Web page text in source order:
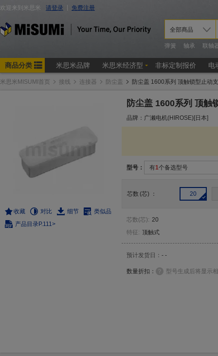
米思米MISUMI首页 接线 连接器 防尘盖 防尘盖 1600系列 顶触锁型止动
收藏 对比 细节
类似品
产品目录P.111>
防尘盖 1600系列 顶触
品牌：广濑电机(HIROSE)[日本]
型号： 有1个备选型号
芯数 (芯) ： 20
芯数(芯): 20
特征: 顶触式
预计发货日： - -
数量折扣： 型号生成后将显示